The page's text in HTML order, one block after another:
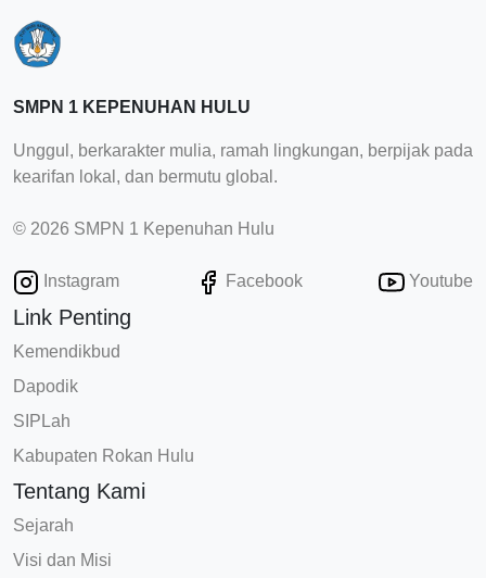
SMPN 1 KEPENUHAN HULU
Unggul, berkarakter mulia, ramah lingkungan, berpijak pada
kearifan lokal, dan bermutu global.
© 2026 SMPN 1 Kepenuhan Hulu
Instagram Facebook Youtube
Link Penting
Kemendikbud
Dapodik
SIPLah
Kabupaten Rokan Hulu
Tentang Kami
Sejarah
Visi dan Misi